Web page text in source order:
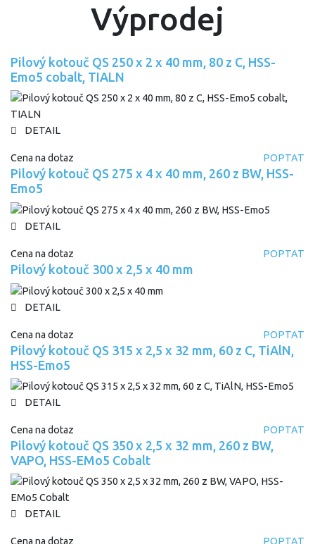
Výprodej
Pilový kotouč QS 250 x 2 x 40 mm, 80 z C, HSS-
Emo5 cobalt, TIALN
DETAIL
Cena na dotaz POPTAT
Pilový kotouč QS 275 x 4 x 40 mm, 260 z BW, HSS-
Emo5
DETAIL
Cena na dotaz POPTAT
Pilový kotouč 300 x 2,5 x 40 mm
DETAIL
Cena na dotaz POPTAT
Pilový kotouč QS 315 x 2,5 x 32 mm, 60 z C, TiAlN,
HSS-Emo5
DETAIL
Cena na dotaz POPTAT
Pilový kotouč QS 350 x 2,5 x 32 mm, 260 z BW,
VAPO, HSS-EMo5 Cobalt
DETAIL
Cena na dotaz POPTAT